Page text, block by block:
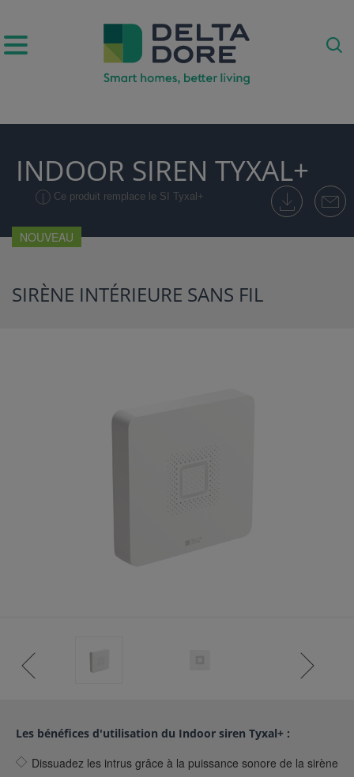
& SERVICES)
INDOOR SIREN TYXAL+
Ce produit remplace le SI Tyxal+
NOUVEAU
SIRÈNE INTÉRIEURE SANS FIL
Les bénéfices d'utilisation du Indoor siren Tyxal+ :
Dissuadez les intrus grâce à la puissance sonore de la sirène